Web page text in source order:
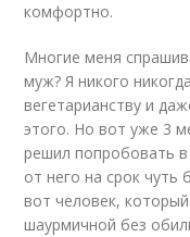
комфортно.
Многие меня
муж? Я никого
вегетарианству и
этого. Но вот уже 3
решил попробовать в
от него на срок чуть
вот человек,
шаурмичной без